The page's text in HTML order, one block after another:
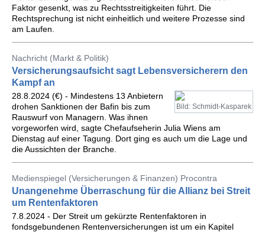
Faktor gesenkt, was zu Rechtsstreitigkeiten führt. Die
Rechtsprechung ist nicht einheitlich und weitere Prozesse sind
am Laufen.
Nachricht (Markt & Politik)
Versicherungsaufsicht sagt Lebensversicherern den
Kampf an
Bild: Schmidt-Kasparek
28.8.2024 (€) - Mindestens 13 Anbietern
drohen Sanktionen der Bafin bis zum
Rauswurf von Managern. Was ihnen
vorgeworfen wird, sagte Chefaufseherin Julia Wiens am
Dienstag auf einer Tagung. Dort ging es auch um die Lage und
die Aussichten der Branche.
Medienspiegel (Versicherungen & Finanzen) Procontra
Unangenehme Überraschung für die Allianz bei Streit
um Rentenfaktoren
7.8.2024 - Der Streit um gekürzte Rentenfaktoren in
fondsgebundenen Rentenversicherungen ist um ein Kapitel